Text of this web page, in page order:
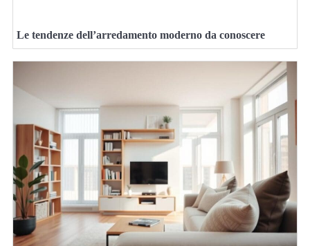
Le tendenze dell’arredamento moderno da conoscere